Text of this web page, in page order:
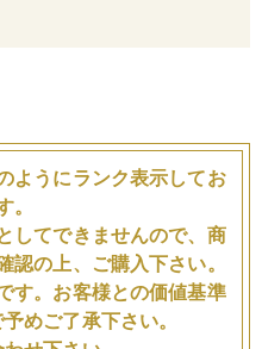
ようにランク表示してお
。
してできませんので、商
認の上、ご購入下さい。
す。お客様との価値基準
めご了承下さい。